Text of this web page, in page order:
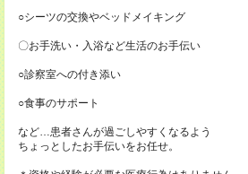
○シーツの交換やベッドメイキング
〇お手洗い・入浴など生活のお手伝い
○診察室への付き添い
○食事のサポート
など…患者さんが過ごしやすくなるよう
ちょっとしたお手伝いをお任せ。